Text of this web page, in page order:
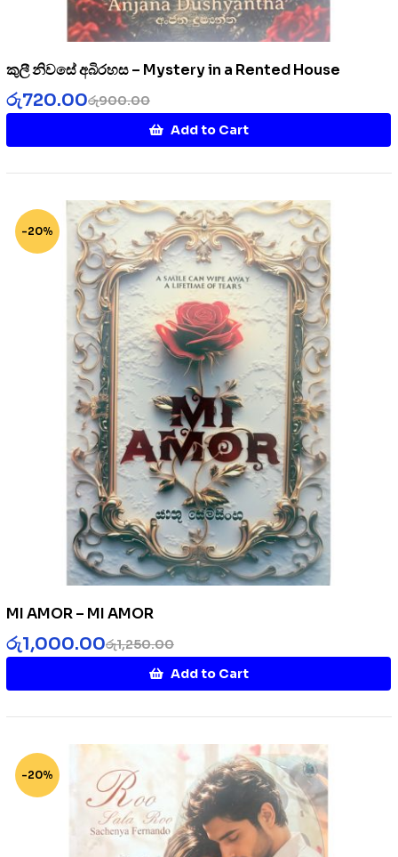
කුලී නිවසේ අබිරහස – Mystery in a Rented House
රු900.00
රු720.00
Add to Cart
-20%
MI AMOR – MI AMOR
රු1,250.00
රු1,000.00
Add to Cart
-20%